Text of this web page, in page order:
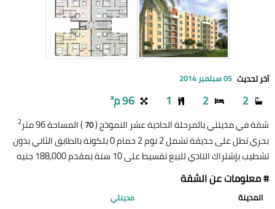
آخر تحديث 05 سبتمبر 2014
2
2
1 96 م²
شقة في مدينتي بالمرحلة الحادية عشر النموذج (70) المساحة 96 متر 2
بحري تطل على حديقة تشمل 2 نوم 2 حمام 0 بلكونة بالطابق الثاني بدون
تشطيب بإشتراك النادي للبيع تقسيط على 10 سنة بمقدم 188,000 جنيه
# معلومات عن الشقة
المدينة مدينتي